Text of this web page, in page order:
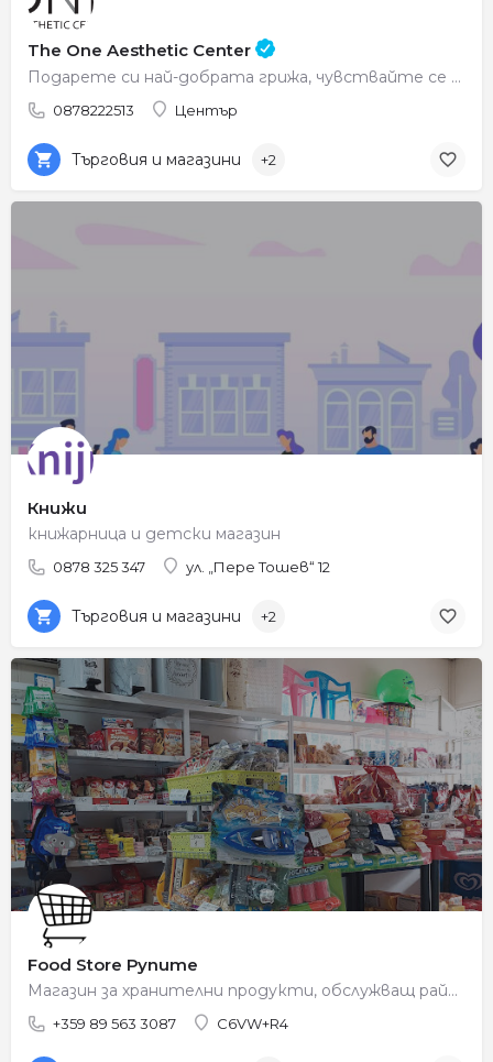
The One Aesthetic Center
Подарете си най-добрата грижа, чувствайте се красиви всеки ден.
0878222513 Център
Търговия и магазини +2
Книжи
книжарница и детски магазин
0878 325 347 ул. „Пере Тошев“ 12
Търговия и магазини +2
Food Store Рупите
Магазин за хранителни продукти, обслужващ района на Рупите.
+359 89 563 3087 C6VW+R4